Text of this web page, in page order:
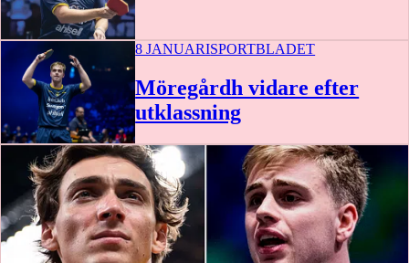
8 JANUARISPORTBLADET
Möregårdh vidare efter
utklassning